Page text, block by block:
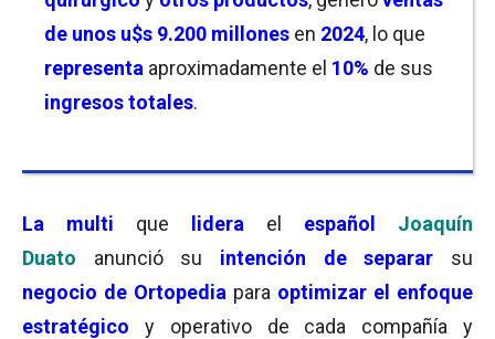
de unos u$s 9.200 millones en 2024, lo que
representa aproximadamente el 10% de sus
ingresos totales.
La multi que lidera el español
Joaquín
Duato anunció su intención de separar
su
negocio de Ortopedia para optimizar el enfoque
estratégico y operativo de cada compañía y